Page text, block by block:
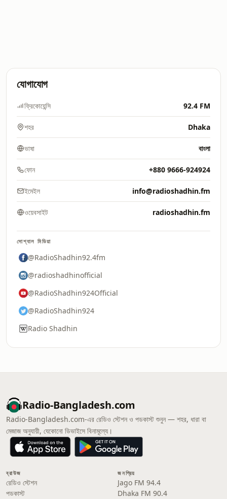
যোগাযোগ
ফ্রিকোয়েন্সি 92.4 FM
শহর Dhaka
ভাষা বাংলা
ফোন +880 9666-924924
ইমেইল info@radioshadhin.fm
ওয়েবসাইট radioshadhin.fm
সোশ্যাল মিডিয়া
@RadioShadhin92.4fm
@radioshadhinofficial
@RadioShadhin924Official
@RadioShadhin924
Radio Shadhin
Radio-Bangladesh.com
Radio-Bangladesh.com-এর রেডিও স্টেশন ও পডকাস্ট শুনুন — শহর, ধারা বা
মেজাজ অনুযায়ী, যেকোনো ডিভাইসে বিনামূল্যে।
ব্রাউজ
রেডিও স্টেশন
পডকাস্ট
জনপ্রিয়
Jago FM 94.4
Dhaka FM 90.4